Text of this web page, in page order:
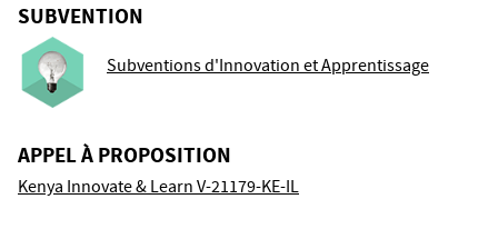
SUBVENTION
Subventions d'Innovation et Apprentissage
APPEL À PROPOSITION
Kenya Innovate & Learn V-21179-KE-IL